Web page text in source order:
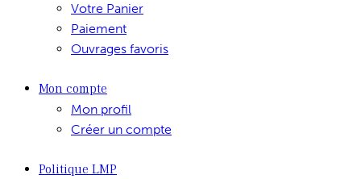
Votre Panier
Paiement
Ouvrages favoris
Mon compte
Mon profil
Créer un compte
Politique LMP